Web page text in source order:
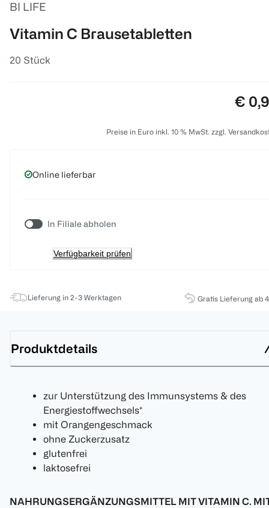
BI LIFE
Vitamin C Brausetabletten
20 Stück
€
Preise in Euro inkl. 10 % MwSt. zzgl.
Online lieferbar
In Filiale abholen
Verfügbarkeit prüfen
Lieferung in 2-3 Werktagen Gratis Lieferung ab
Produktdetails
zur Unterstützung des Immunsystems & des
Energiestoffwechsels*
mit Orangengeschmack
ohne Zuckerzusatz
glutenfrei
laktosefrei
NAHRUNGSERGÄNZUNGSMITTEL MIT VITAMIN C.